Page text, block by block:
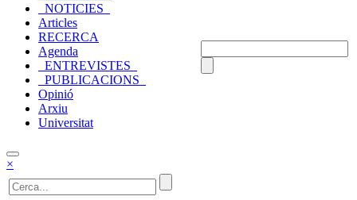
_NOTICIES_
Articles
RECERCA
Agenda
_ENTREVISTES_
_PUBLICACIONS_
Opinió
Arxiu
Universitat
×